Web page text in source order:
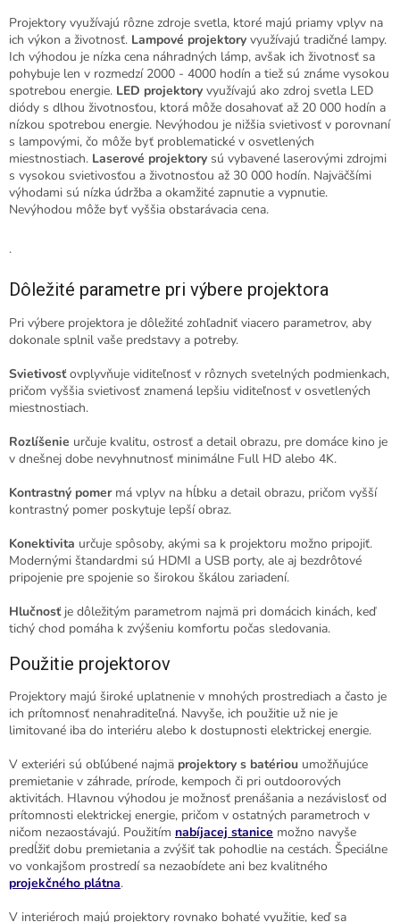
Projektory využívajú rôzne zdroje svetla, ktoré majú priamy vplyv na
ich výkon a životnosť. Lampové projektory využívajú tradičné lampy.
Ich výhodou je nízka cena náhradných lámp, avšak ich životnosť sa
pohybuje len v rozmedzí 2000 - 4000 hodín a tiež sú známe vysokou
spotrebou energie. LED projektory využívajú ako zdroj svetla LED
diódy s dlhou životnosťou, ktorá môže dosahovať až 20 000 hodín a
nízkou spotrebou energie. Nevýhodou je nižšia svietivosť v porovnaní
s lampovými, čo môže byť problematické v osvetlených
miestnostiach. Laserové projektory sú vybavené laserovými zdrojmi
s vysokou svietivosťou a životnosťou až 30 000 hodín. Najväčšími
výhodami sú nízka údržba a okamžité zapnutie a vypnutie.
Nevýhodou môže byť vyššia obstarávacia cena.
.
Dôležité parametre pri výbere projektora
Pri výbere projektora je dôležité zohľadniť viacero parametrov, aby
dokonale splnil vaše predstavy a potreby.
Svietivosťovplyvňuje viditeľnosť v rôznych svetelných podmienkach,
pričom vyššia svietivosť znamená lepšiu viditeľnosť v osvetlených
miestnostiach.
Rozlíšenie určuje kvalitu, ostrosť a detail obrazu, pre domáce kino je
v dnešnej dobe nevyhnutnosť minimálne Full HD alebo 4K.
Kontrastný pomermá vplyv na hĺbku a detail obrazu, pričom vyšší
kontrastný pomer poskytuje lepší obraz.
Konektivita určuje spôsoby, akými sa k projektoru možno pripojiť.
Modernými štandardmi sú HDMI a USB porty, ale aj bezdrôtové
pripojenie pre spojenie so širokou škálou zariadení.
Hlučnosťje dôležitým parametrom najmä pri domácich kinách, keď
tichý chod pomáha k zvýšeniu komfortu počas sledovania.
Použitie projektorov
Projektory majú široké uplatnenie v mnohých prostrediach a často je
ich prítomnosť nenahraditeľná. Navyše, ich použitie už nie je
limitované iba do interiéru alebo k dostupnosti elektrickej energie.
V exteriéri sú obľúbené najmä projektory s batériou umožňujúce
premietanie v záhrade, prírode, kempoch či pri outdoorových
aktivitách. Hlavnou výhodou je možnosť prenášania a nezávislosť od
prítomnosti elektrickej energie, pričom v ostatných parametroch v
ničom nezaostávajú. Použitím nabíjacej stanice možno navyše
predĺžiť dobu premietania a zvýšiť tak pohodlie na cestách. Špeciálne
vo vonkajšom prostredí sa nezaobídete ani bez kvalitného
projekčného plátna.
V interiéroch majú projektory rovnako bohaté využitie, keď sa